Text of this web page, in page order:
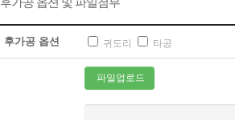
후가공 옵션 귀도리 타공
파일업로드